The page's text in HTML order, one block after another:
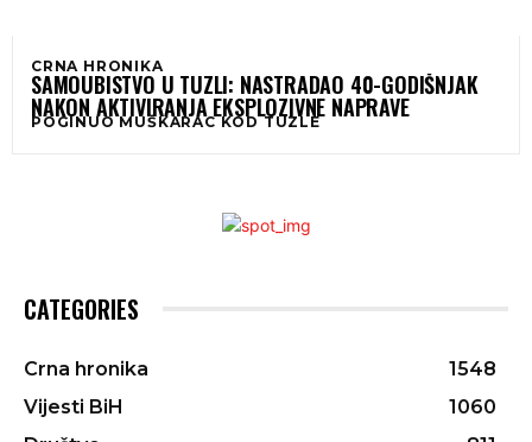
CRNA HRONIKA
SAMOUBISTVO U TUZLI: NASTRADAO 40-GODIŠNJAK
NAKON AKTIVIRANJA EKSPLOZIVNE NAPRAVE
POGINUO MUŠKARAC KOD TUZLE
CATEGORIES
Crna hronika
1548
Vijesti BiH
1060